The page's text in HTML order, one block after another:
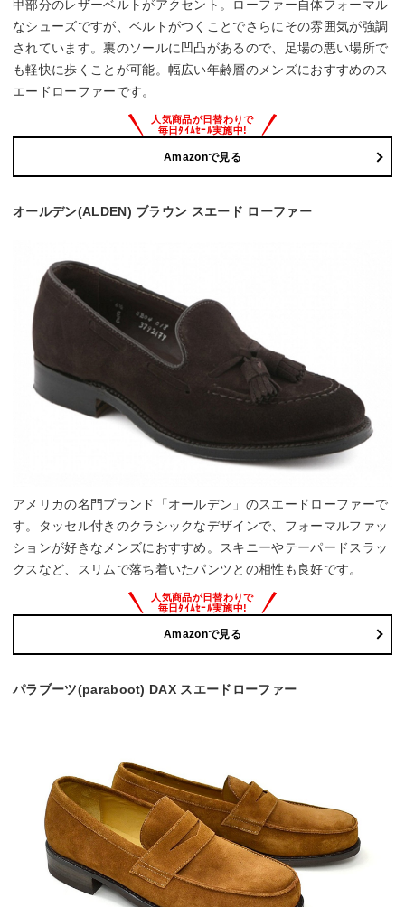
甲部分のレザーベルトがアクセント。ローファー自体フォーマル
なシューズですが、ベルトがつくことでさらにその雰囲気が強調
されています。裏のソールに凹凸があるので、足場の悪い場所で
も軽快に歩くことが可能。幅広い年齢層のメンズにおすすめのス
エードローファーです。
Amazonで見る
オールデン(ALDEN) ブラウン スエード ローファー
アメリカの名門ブランド「オールデン」のスエードローファーで
す。タッセル付きのクラシックなデザインで、フォーマルファッ
ションが好きなメンズにおすすめ。スキニーやテーパードスラッ
クスなど、スリムで落ち着いたパンツとの相性も良好です。
Amazonで見る
パラブーツ(paraboot) DAX スエードローファー